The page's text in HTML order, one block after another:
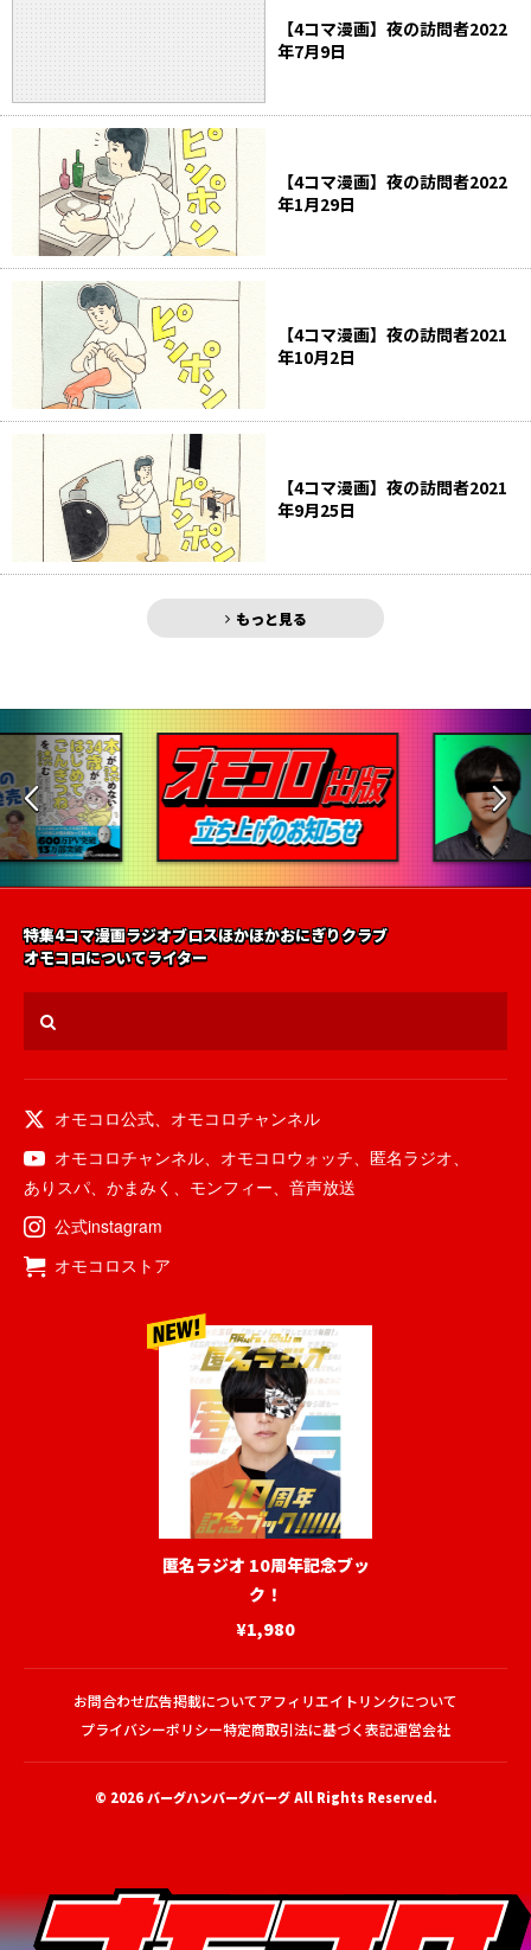
【4コマ漫画】夜の訪問者2022
年7月9日
【4コマ漫画】夜の訪問者2022
年1月29日
【4コマ漫画】夜の訪問者2021
年10月2日
【4コマ漫画】夜の訪問者2021
年9月25日
もっと見る
特集4コマ漫画ラジオブロスほかほかおにぎりクラブ
オモコロについてライター
オモコロ公式、 オモコロチャンネル
オモコロチャンネル、 オモコロウォッチ、 匿名ラジオ、
ありスパ、 かまみく 、 モンフィー、 音声放送
公式instagram
オモコロストア
匿名ラジオ 10周年記念ブッ
ク！
¥1,980
お問合わせ広告掲載についてアフィリエイトリンクについて
プライバシーポリシー特定商取引法に基づく表記運営会社
© 2026バーグハンバーグバーグAll Rights Reserved.